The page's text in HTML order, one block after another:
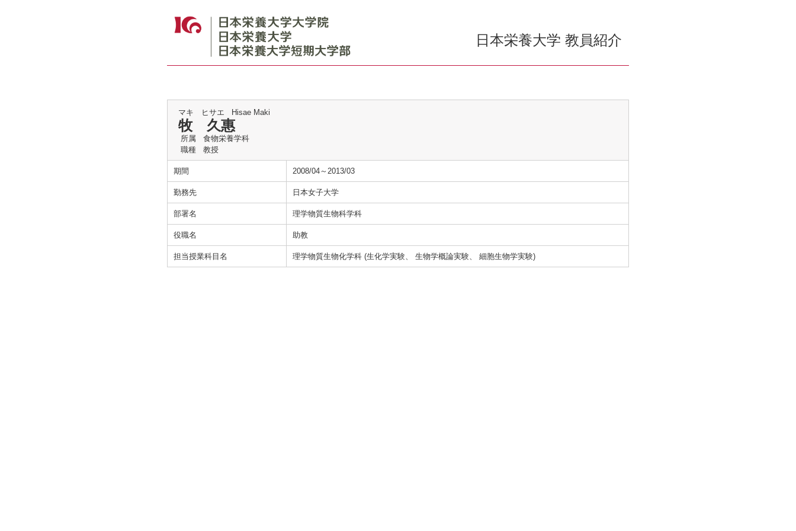
日本栄養大学 教員紹介
マキ ヒサエ Hisae Maki
牧 久惠
所属
食物栄養学科
職種
教授
期間 2008/04～2013/03
勤務先 日本女子大学
部署名 理学物質生物科学科
役職名 助教
担当授業科目名 理学物質生物化学科 (生化学実験、 生物学概論実験、 細胞生物学実験)